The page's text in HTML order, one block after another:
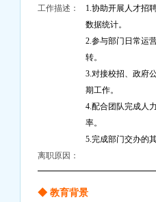
工作描述：
1.协助开展人才招
数据统计。
2.参与部门日常运
转。
3.对接校招、政府
期工作。
4.配合团队完成人
率。
5.完成部门交办的
离职原因：
◆ 教育背景